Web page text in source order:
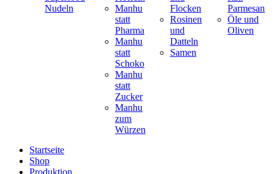
Nudeln
Manhu
statt
Pharma
Manhu
statt
Schoko
Manhu
statt
Zucker
Manhu
zum
Würzen
Flocken
Rosinen
und
Datteln
Samen
Parmesan
Öle und
Oliven
Startseite
Shop
Produktion